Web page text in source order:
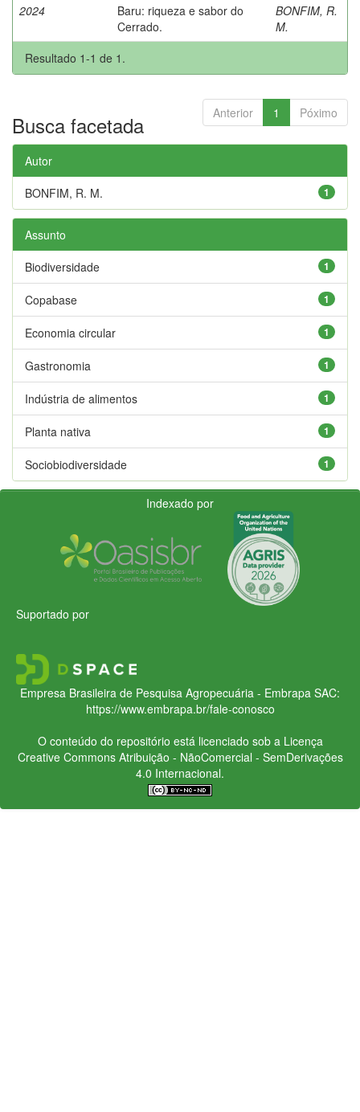
2024
Baru: riqueza e sabor do
Cerrado.
BONFIM, R.
M.
Resultado 1-1 de 1.
Anterior 1 Póximo
Busca facetada
Autor
1
BONFIM, R. M.
Assunto
1
Biodiversidade
1
Copabase
1
Economia circular
1
Gastronomia
1
Indústria de alimentos
1
Planta nativa
1
Sociobiodiversidade
Indexado por
Suportado por
Empresa Brasileira de Pesquisa Agropecuária - Embrapa SAC:
https://www.embrapa.br/fale-conosco
O conteúdo do repositório está licenciado sob a Licença
Creative CommonsAtribuição - NãoComercial - SemDerivações
4.0 Internacional.